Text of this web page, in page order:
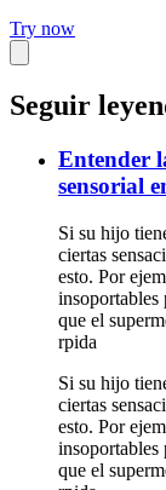
Try now
Seguir
Entender
sensorial
Si su hijo
ciertas
esto. Por
insoportables
que el
rpida
Si su hijo
ciertas
esto. Por
insoportables
que el